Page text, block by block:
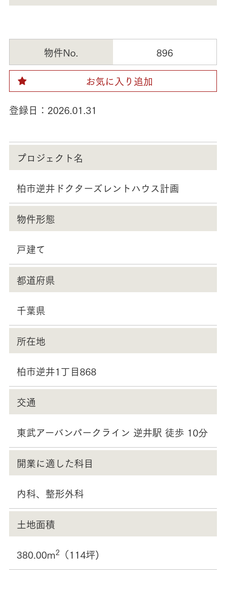
物件No. 896
登録日： 2026.01.31
お気に入り追加
プロジェクト名
柏市逆井ドクターズレントハウス計画
物件形態
戸建て
都道府県
千葉県
所在地
柏市逆井1丁目868
交通
東武アーバンパークライン 逆井駅 徒歩 10分
開業に適した科目
内科、整形外科
土地面積
380.00m2（114坪)